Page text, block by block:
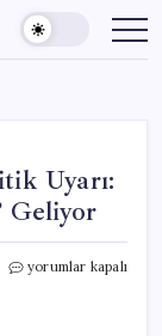
Uyarı:
Geliyor
Meteoroloji
yorumlar kapalı